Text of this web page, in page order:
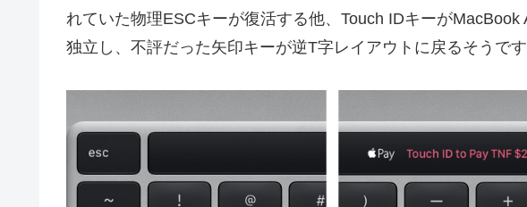
れていた物理ESCキーが復活する他、Touch IDキーが
独立し、不評だった矢印キーが逆T字レイアウトに戻るそうです